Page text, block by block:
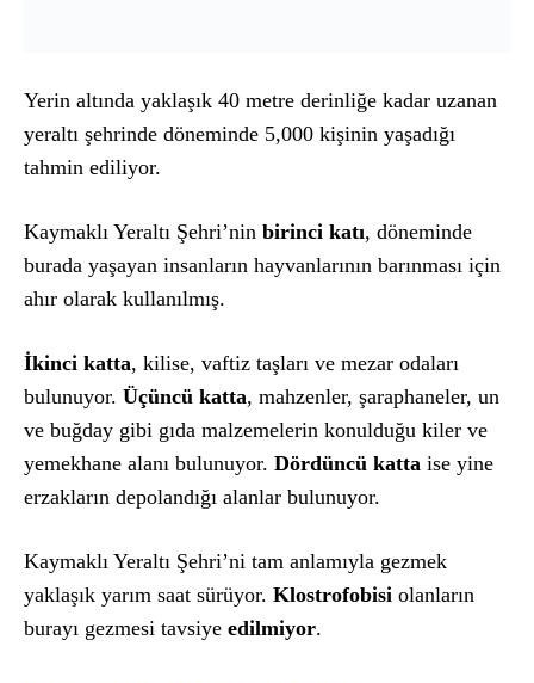
Yerin altında yaklaşık 40 metre derinliğe kadar uzanan
yeraltı şehrinde döneminde 5,000 kişinin yaşadığı
tahmin ediliyor.
Kaymaklı Yeraltı Şehri’nin birinci katı, döneminde
burada yaşayan insanların hayvanlarının barınması için
ahır olarak kullanılmış.
İkinci katta, kilise, vaftiz taşları ve mezar odaları
bulunuyor. Üçüncü katta, mahzenler, şaraphaneler, un
ve buğday gibi gıda malzemelerin konulduğu kiler ve
yemekhane alanı bulunuyor. Dördüncü katta ise yine
erzakların depolandığı alanlar bulunuyor.
Kaymaklı Yeraltı Şehri’ni tam anlamıyla gezmek
yaklaşık yarım saat sürüyor. Klostrofobisi olanların
burayı gezmesi tavsiye edilmiyor.